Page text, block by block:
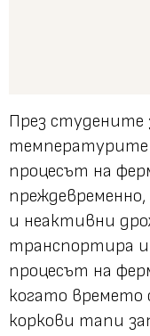
През студените
температурите
процесът на
и неактивни
транспортира
процесът на
когато времето
коркови тапи